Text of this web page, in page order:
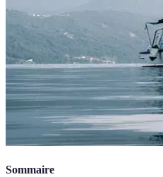
Sommaire